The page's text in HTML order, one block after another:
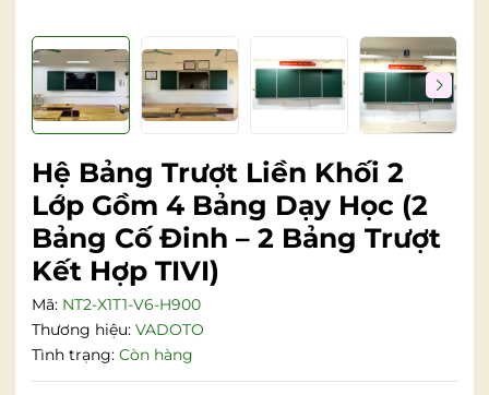
Hệ Bảng Trượt Liền Khối 2
Lớp Gồm 4 Bảng Dạy Học (2
Bảng Cố Đinh – 2 Bảng Trượt
Kết Hợp TIVI)
Mã: NT2-X1T1-V6-H900
Thương hiệu: VADOTO
Tình trạng: Còn hàng